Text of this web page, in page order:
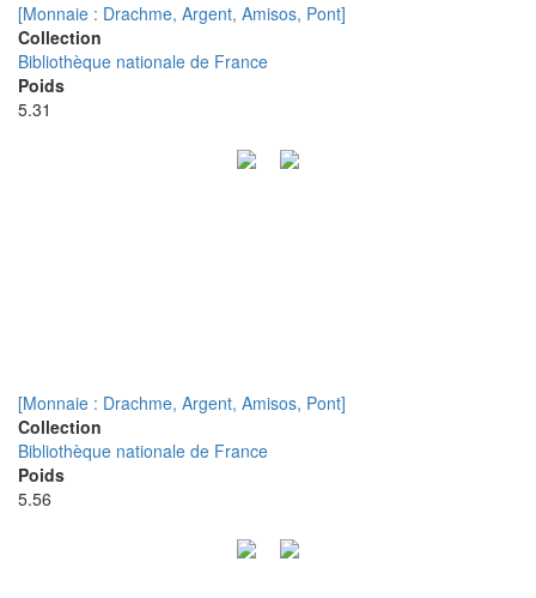
[Monnaie : Drachme, Argent, Amisos, Pont]
Collection
Bibliothèque nationale de France
Poids
5.31
[Monnaie : Drachme, Argent, Amisos, Pont]
Collection
Bibliothèque nationale de France
Poids
5.56